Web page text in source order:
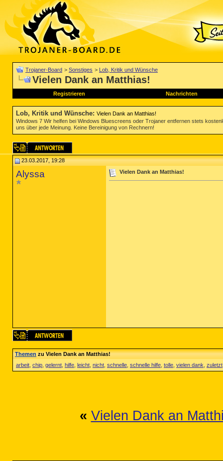
Trojaner-Board > Sonstiges > Lob, Kritik und Wünsche
Vielen Dank an Matthias!
Registrieren Nachrichten
Lob, Kritik und Wünsche: Vielen Dank an Matthias!
Windows 7 Wir helfen bei Windows Bluescreens oder Trojaner entfernen stets
uns über jede Meinung. Keine Bereinigung von Rechnern!
23.03.2017, 19:28
Alyssa Vielen Dank an Matthias!
Themenzu Vielen Dank an Matthias!
arbeit chip gelernt hilfe leicht nicht schnelle schnelle hilfe tolle vielen dank zuletzt
« Vielen Dank an